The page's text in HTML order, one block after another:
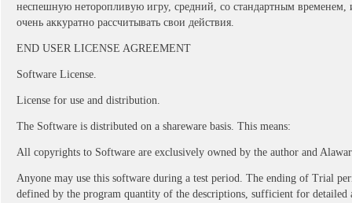
неспешную неторопливую игру, средний, со стандартным
очень аккуратно рассчитывать свои действия.
END USER LICENSE AGREEMENT
Software License.
License for use and distribution.
The Software is distributed on a shareware basis. This means:
All copyrights to Software are exclusively owned by the author and
Anyone may use this software during a test period. The ending of Trial
defined by the program quantity of the descriptions, sufficient for